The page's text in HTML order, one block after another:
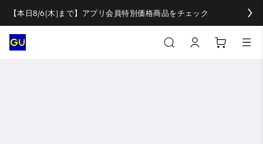
【本日8/6(木)まで】アプリ会員特別価格商品をチェック